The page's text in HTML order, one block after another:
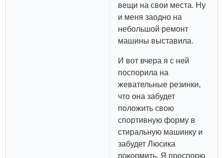
вещи на свои места. Ну
и меня заодно на
небольшой ремонт
машины выставила.
И вот вчера я с ней
поспорила на
жевательные резинки,
что она забудет
положить свою
спортивную форму в
стиральную машинку и
забудет Люсика
покормить. Я проспорю